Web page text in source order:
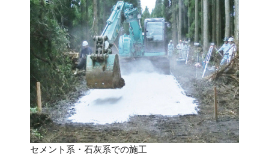
セメント系・石灰系での施工